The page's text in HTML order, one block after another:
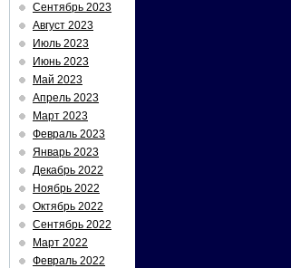
Сентябрь 2023
Август 2023
Июль 2023
Июнь 2023
Май 2023
Апрель 2023
Март 2023
Февраль 2023
Январь 2023
Декабрь 2022
Ноябрь 2022
Октябрь 2022
Сентябрь 2022
Март 2022
Февраль 2022